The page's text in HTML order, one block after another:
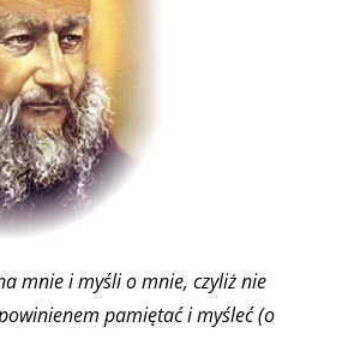
mnie i myśli o mnie, czyliż nie
pamiętać i myśleć (o